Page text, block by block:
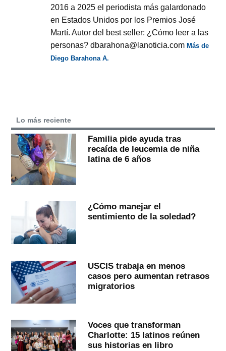
2016 a 2025 el periodista más galardonado
en Estados Unidos por los Premios José
Martí. Autor del best seller: ¿Cómo leer a las
personas? dbarahona@lanoticia.comMás de
Diego Barahona A.
Lo más reciente
Familia pide ayuda tras
recaída de leucemia de niña
latina de 6 años
¿Cómo manejar el
sentimiento de la soledad?
USCIS trabaja en menos
casos pero aumentan retrasos
migratorios
Voces que transforman
Charlotte: 15 latinos reúnen
sus historias en libro